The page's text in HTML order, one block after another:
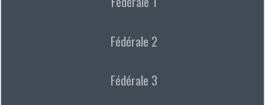
Fédérale 2
Fédérale 3